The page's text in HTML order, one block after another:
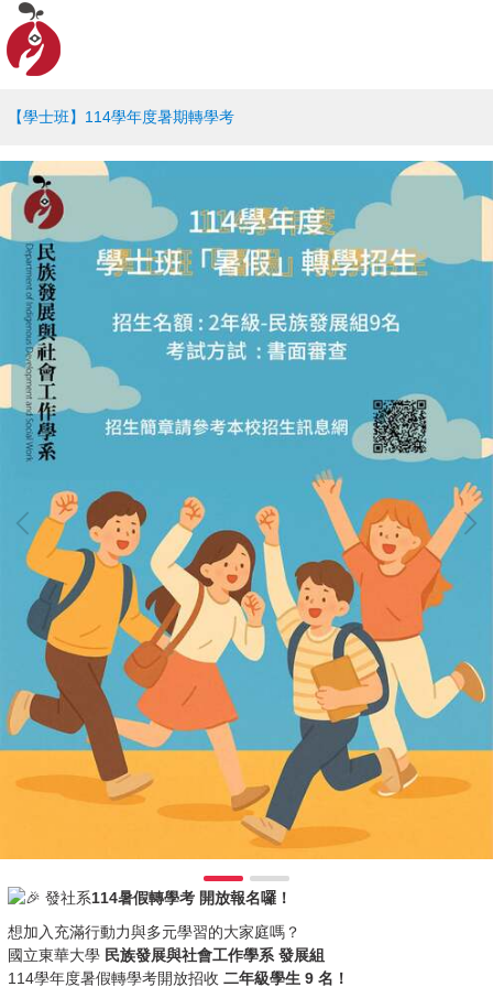
【學士班】114學年度暑期轉學考
發社系114暑假轉學考 開放報名囉！
想加入充滿行動力與多元學習的大家庭嗎？
國立東華大學 民族發展與社會工作學系 發展組
114學年度暑假轉學考開放招收 二年級學生 9 名！